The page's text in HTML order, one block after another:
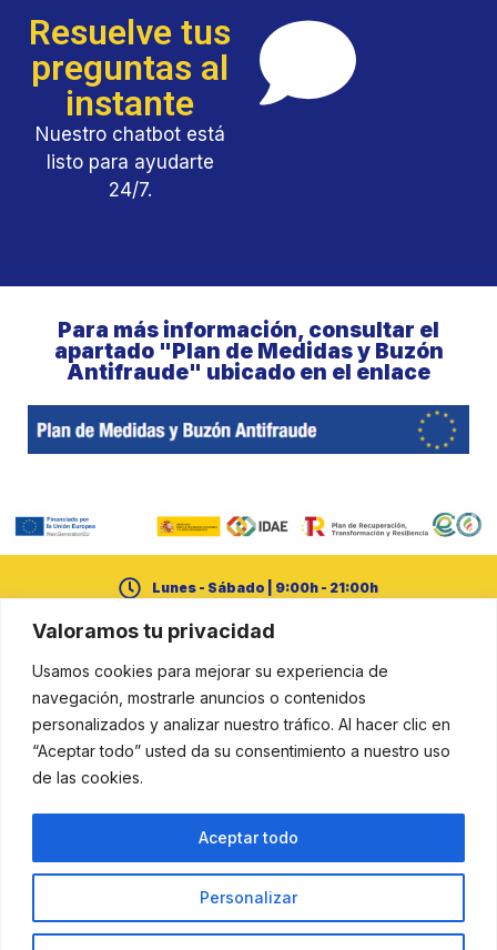
Valoramos tu privacidad
Usamos cookies para mejorar su experiencia de
navegación, mostrarle anuncios o contenidos
personalizados y analizar nuestro tráfico. Al hacer clic en
“Aceptar todo” usted da su consentimiento a nuestro uso
de las cookies.
Personalizar
Aceptar todo
Resuelve tus
preguntas al
instante
Nuestro chatbot está
listo para ayudarte
24/7.
Para más información, consultar el
apartado "Plan de Medidas y Buzón
Antifraude" ubicado en el enlace
Lunes - Sábado | 9:00h - 21:00h
+34 950 21 14 65
cerural@dipalme.org
Política de cookies
Política de privacidad
marco del Plan de Recuperación, Transformación y Resiliencia.